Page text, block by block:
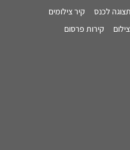
קיר צילומים
לכנס
קירות פרסום